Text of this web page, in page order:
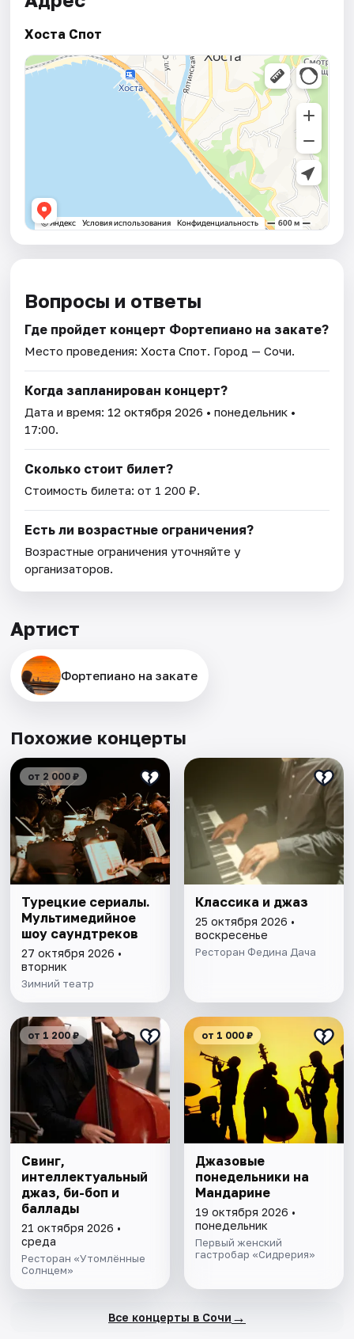
Хоста Спот
Вопросы и ответы
Где пройдет концерт Фортепиано на закате?
Место проведения:Хоста Спот. Город — Сочи.
Когда запланирован концерт?
Дата и время: 12 октября 2026 • понедельник •
17:00.
Сколько стоит билет?
Стоимость билета: от 1 200 ₽.
Есть ли возрастные ограничения?
Возрастные ограничения уточняйте у
организаторов.
Артист
Фортепиано на закате
Похожие концерты
от 2 000 ₽
Турецкие сериалы.
Мультимедийное
шоу саундтреков
27 октября 2026 •
вторник
Зимний театр
Классика и джаз
25 октября 2026 •
воскресенье
Ресторан Федина Дача
от 1 200 ₽
Свинг,
интеллектуальный
джаз, би-боп и
баллады
21 октября 2026 •
среда
Ресторан «Утомлённые
Солнцем»
от 1 000 ₽
Джазовые
понедельники на
Мандарине
19 октября 2026 •
понедельник
Первый женский
гастробар «Сидрерия»
Все концерты в Сочи →